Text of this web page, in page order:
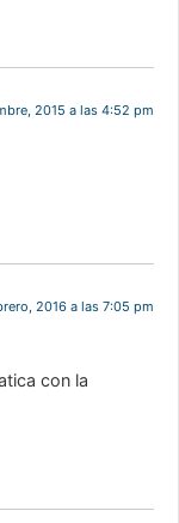
2015 a las 4:52 pm
2016 a las 7:05 pm
con la